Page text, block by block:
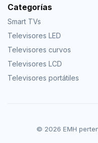
Categorías
Smart TVs
Televisores LED
Televisores curvos
Televisores LCD
Televisores portátiles
© 2026 EMH